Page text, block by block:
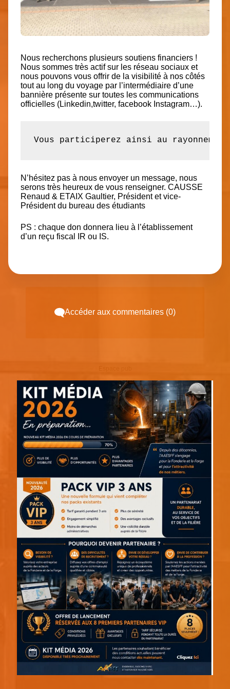
Nous recherchons plusieurs soutiens financiers !
Nous sommes très actif sur les réseau sociaux et
nous pouvons vous offrir de la visibilité à nos côtés
tout au long du voyage par l’intermédiaire d’une
bannière présente sur toutes les communications
officielles (Linkedin,twitter, facebook Instagram…).
Vous participerez ainsi au
N’hésitez pas à nous envoyer un message, nous
serons très heureux de vous renseigner. CAUSSE
Renaud & ETAIX Gaultier, Président et vice-
Président du bureau des étudiants
PS : chaque don donnera lieu à l’établissement
d’un reçu fiscal IR ou IS.
Accéder aux commentaires (0)